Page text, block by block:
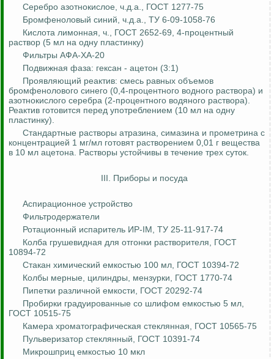
Серебро азотнокислое, ч.д.а., ГОСТ 1277-75
Бромфеноловый синий, ч.д.а., ТУ 6-09-1058-76
Кислота лимонная, ч., ГОСТ 2652-69, 4-процентный
раствор (5 мл на одну пластинку)
Фильтры АФА-ХА-20
Подвижная фаза: гексан - ацетон (3:1)
Проявляющий реактив: смесь равных объемов
бромфенолового синего (0,4-процентного водного раствора) и
азотнокислого серебра (2-процентного водяного раствора).
Реактив готовится перед употреблением (10 мл на одну
пластинку).
Стандартные растворы атразина, симазина и прометрина с
концентрацией 1 мг/мл готовят растворением 0,01 г вещества
в 10 мл ацетона. Растворы устойчивы в течение трех суток.
III. Приборы и посуда
Аспирационное устройство
Фильтродержатели
Ротационный испаритель ИР-IМ, ТУ 25-11-917-74
Колба грушевидная для отгонки растворителя, ГОСТ
10894-72
Стакан химический емкостью 100 мл, ГОСТ 10394-72
Колбы мерные, цилиндры, мензурки, ГОСТ 1770-74
Пипетки различной емкости, ГОСТ 20292-74
Пробирки градуированные со шлифом емкостью 5 мл,
ГОСТ 10515-75
Камера хроматографическая стеклянная, ГОСТ 10565-75
Пульверизатор стеклянный, ГОСТ 10391-74
Микрошприц емкостью 10 мкл